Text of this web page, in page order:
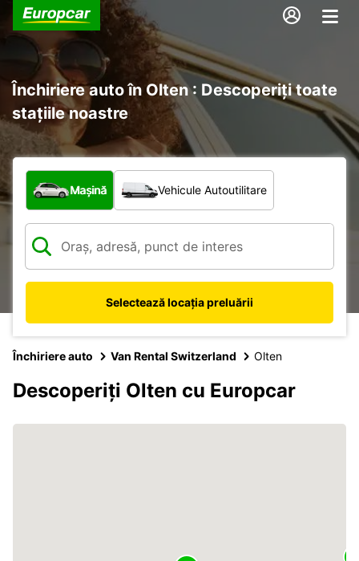
Închiriere auto în Olten : Descoperiți toate
stațiile noastre
Ce tip de vehicul?
Mașină Vehicule Autoutilitare
Selectează locația preluării
Închiriere auto Van Rental Switzerland Olten
Descoperiți Olten cu Europcar